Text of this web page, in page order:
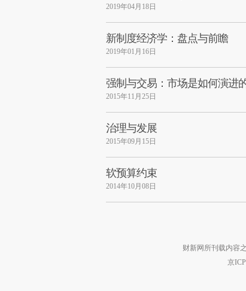
2019年04月18日
新制度经济学：盘点与前瞻
2019年01月16日
强制与交易：市场是如何演进
2015年11月25日
治理与发展
2015年09月15日
软预算约束
2014年10月08日
财新网所刊载内容
京